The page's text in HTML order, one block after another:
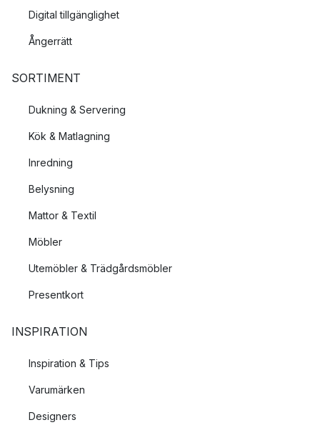
Digital tillgänglighet
Ångerrätt
SORTIMENT
Dukning & Servering
Kök & Matlagning
Inredning
Belysning
Mattor & Textil
Möbler
Utemöbler & Trädgårdsmöbler
Presentkort
INSPIRATION
Inspiration & Tips
Varumärken
Designers